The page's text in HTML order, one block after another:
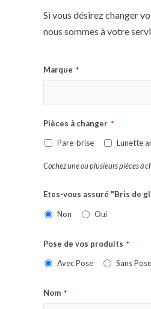
Si vous désirez changer
nous sommes à votre
Marque *
Pièces à changer *
Pare-brise Lunette
Cochez une ou plusieurs pièces à
Etes-vous assuré "Bris de
Non Oui
Pose de vos produits *
Avec Pose Sans Pose
Nom *